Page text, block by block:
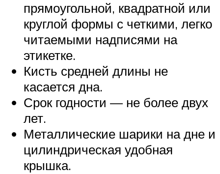
прямоугольной, квадратной или
круглой формы с четкими, легко
читаемыми надписями на
этикетке.
Кисть средней длины не
касается дна.
Срок годности — не более двух
лет.
Металлические шарики на дне и
цилиндрическая удобная
крышка.